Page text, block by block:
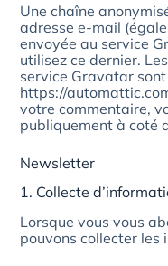
Une chaîne
adresse e-mail
envoyée au service
utilisez ce dernier.
service Gravatar
https://
votre commentaire,
publiquement à coté
Newsletter
1. Collecte
Lorsque vous vous
pouvons collecter les